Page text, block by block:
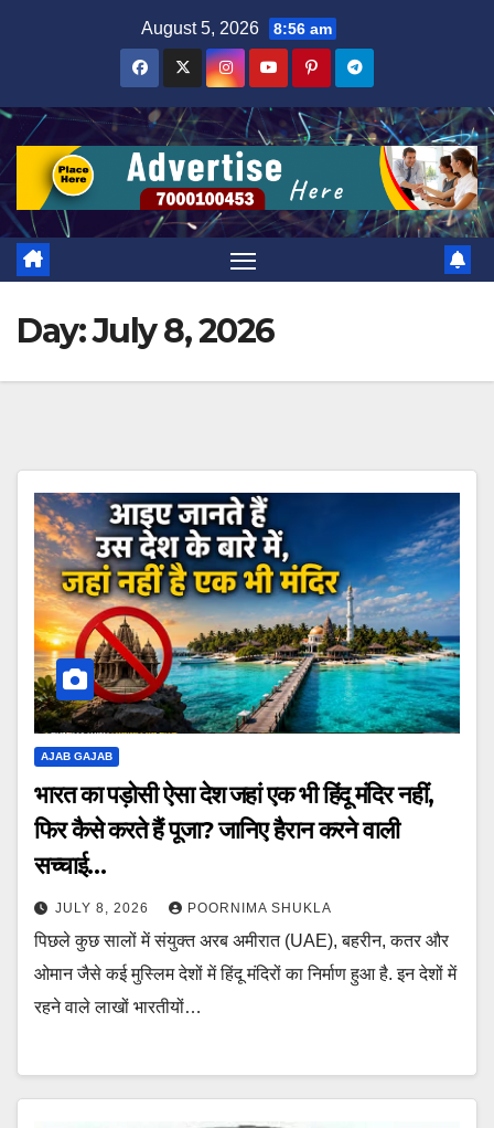
August 5, 2026 8:56 am
Day:July 8, 2026
AJAB GAJAB
भारत का पड़ोसी ऐसा देश जहां एक भी हिंदू मंदिर नहीं,
फिर कैसे करते हैं पूजा? जानिए हैरान करने वाली
सच्चाई…
JULY 8, 2026 POORNIMA SHUKLA
पिछले कुछ सालों में संयुक्त अरब अमीरात (UAE), बहरीन, कतर और
ओमान जैसे कई मुस्लिम देशों में हिंदू मंदिरों का निर्माण हुआ है. इन देशों में
रहने वाले लाखों भारतीयों…